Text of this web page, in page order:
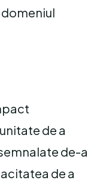
de a
de-a
de a